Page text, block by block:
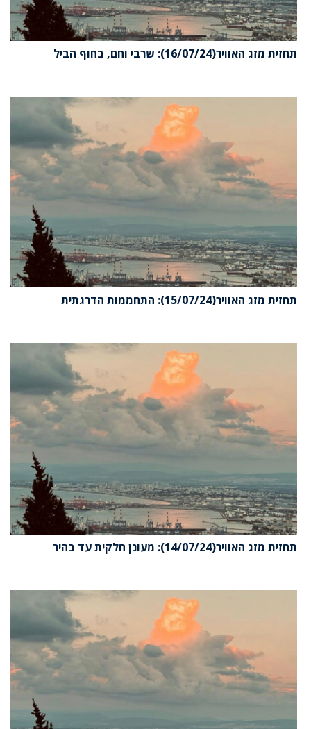
תחזית מזג האוויר(16/07/24): שרבי וחם, בחוף הביל
תחזית מזג האוויר(15/07/24): התחממות הדרגתית
תחזית מזג האוויר(14/07/24): מעונן חלקית עד בהיר